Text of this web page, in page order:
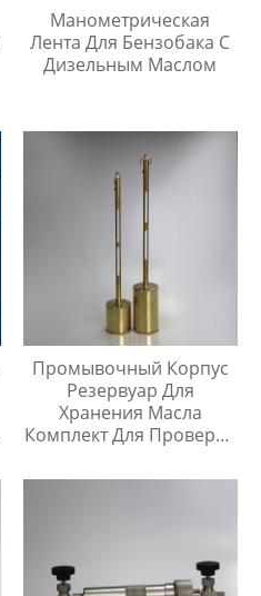
Манометрическая
Лента Для Бензобака С
Дизельным Маслом
Промывочный Корпус
Резервуар Для
Хранения Масла
Комплект Для Проверки